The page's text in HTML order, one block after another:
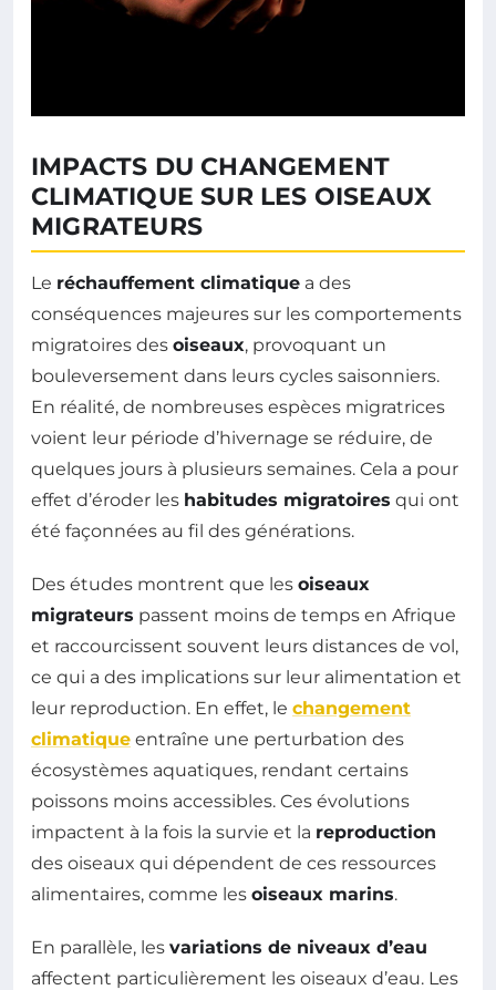
IMPACTS DU CHANGEMENT
CLIMATIQUE SUR LES OISEAUX
MIGRATEURS
Le réchauffement climatique a des
conséquences majeures sur les comportements
migratoires des oiseaux, provoquant un
bouleversement dans leurs cycles saisonniers.
En réalité, de nombreuses espèces migratrices
voient leur période d’hivernage se réduire, de
quelques jours à plusieurs semaines. Cela a pour
effet d’éroder les habitudes migratoires qui ont
été façonnées au fil des générations.
Des études montrent que les oiseaux
migrateurs passent moins de temps en Afrique
et raccourcissent souvent leurs distances de vol,
ce qui a des implications sur leur alimentation et
leur reproduction. En effet, le changement
climatique entraîne une perturbation des
écosystèmes aquatiques, rendant certains
poissons moins accessibles. Ces évolutions
impactent à la fois la survie et la reproduction
des oiseaux qui dépendent de ces ressources
alimentaires, comme les oiseaux marins.
En parallèle, les variations de niveaux d’eau
affectent particulièrement les oiseaux d’eau. Les